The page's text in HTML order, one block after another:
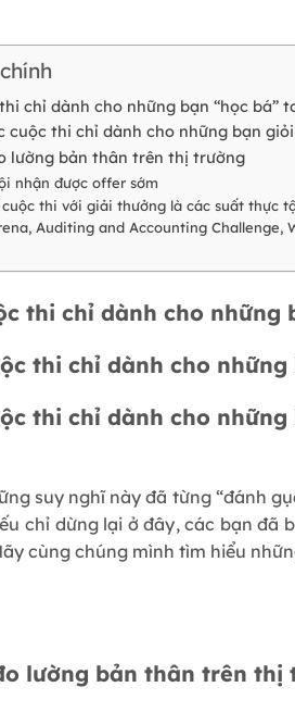
chỉ dành cho những bạn “học
cuộc thi chỉ dành cho những bạn
lường bản thân trên thị trường
nhận được offer sớm
cuộc thi với giải thưởng là các suất thực
Auditing and Accounting Challenge,
thi chỉ dành cho những
thi chỉ dành cho
thi chỉ dành cho
suy nghĩ này đã từng “đánh
chỉ dừng lại ở đây, các bạn đã
cùng chúng mình tìm hiểu
lường bản thân trên thị